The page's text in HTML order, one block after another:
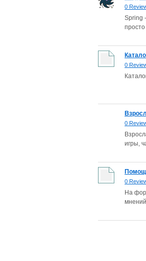
0
Spring
0
0
игры,
0
На